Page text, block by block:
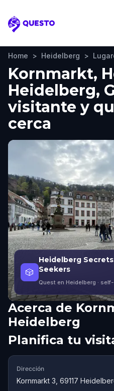
Questo
Home > Heidelberg >
Kornmarkt,
Heidelberg,
visitante y
cerca
🎲
Heidelberg
Seekers
Quest en Heidelberg ·
Acerca de
Heidelberg
Planifica tu
Dirección
Kornmarkt 3, 69117